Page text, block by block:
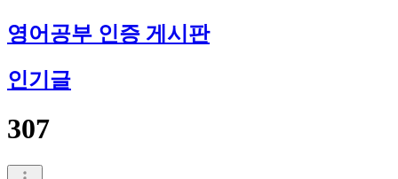
영어공부 인증 게시판
인기글
307